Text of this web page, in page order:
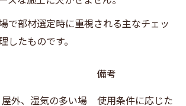
で部材選定時に重視される主なチェッ
したものです。
備考
外、湿気の多い場
使用条件に応じた